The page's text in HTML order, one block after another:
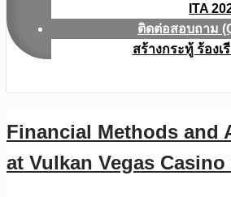
ITA
ติดต่อสอบถาม
สร้างกระทู้ ร้องเ
Financial Methods and
at Vulkan Vegas